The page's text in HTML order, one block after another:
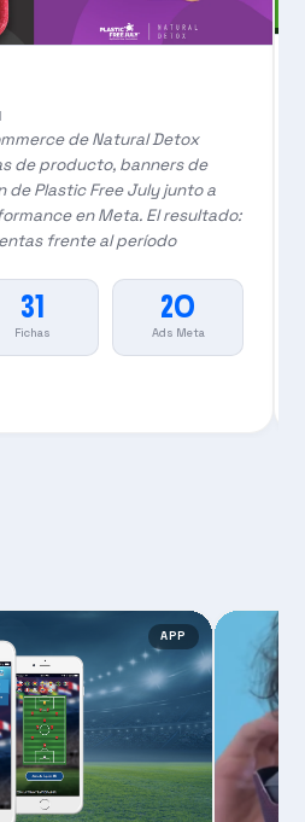
de Natural Detox
de producto, banners de
de Plastic Free July junto a
en Meta. El resultado:
frente al período
31
Fichas
20
Ads Meta
APP